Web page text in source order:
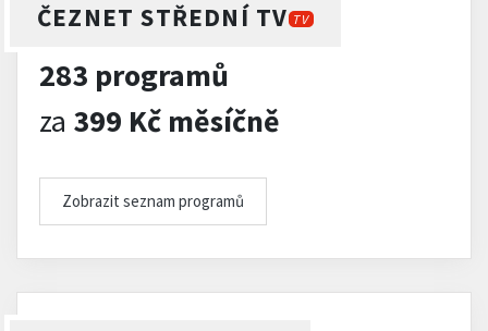
ČEZNET STŘEDNÍ TV TV
283 programů
za 399 Kč měsíčně
Zobrazit seznam programů